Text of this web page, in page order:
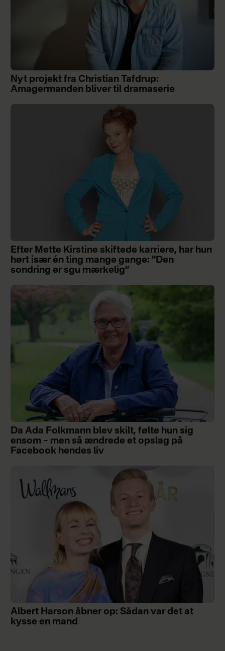
Nyt projekt fra Christian Tafdrup:
Amagermanden bliver til dramaserie
Efter Mette Kirstine skiftede karriere, har hun
hørt især én ting mange gange: ”Den
sondring er sgu mærkelig”
Da Ada Folkmann blev skilt, følte hun sig
ensom – men så ændrede et opslag på
Facebook hendes liv
Albert Harson åbner op: Sådan var det at
kysse en mand